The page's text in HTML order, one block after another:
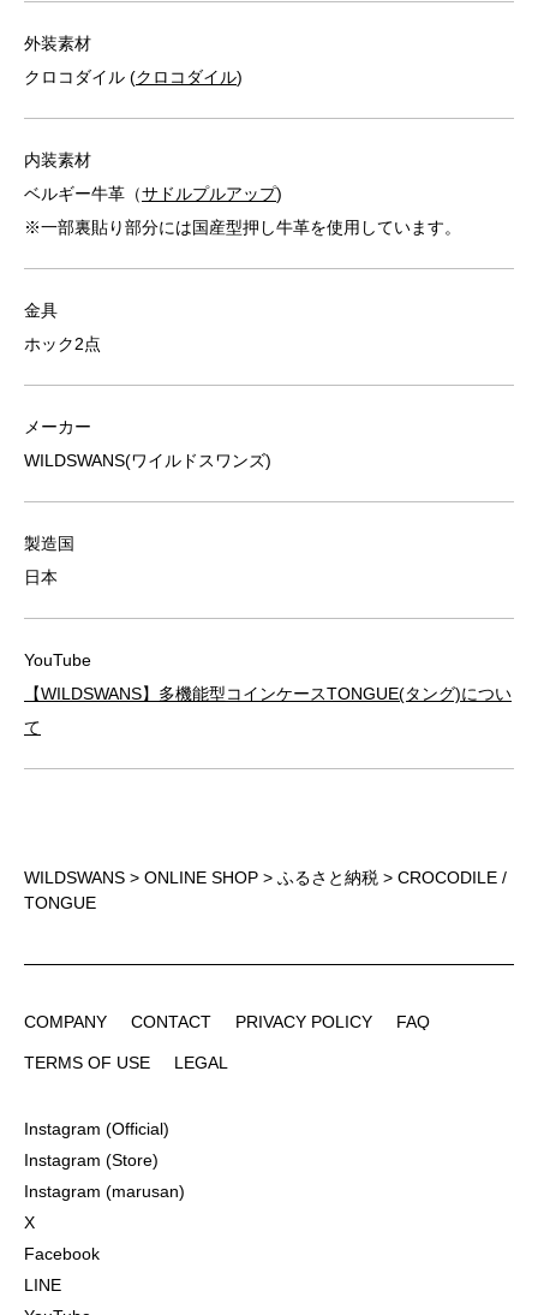
外装素材
クロコダイル (クロコダイル)
内装素材
ベルギー牛革（サドルプルアップ)
※一部裏貼り部分には国産型押し牛革を使用しています。
金具
ホック2点
メーカー
WILDSWANS(ワイルドスワンズ)
製造国
日本
YouTube
【WILDSWANS】多機能型コインケースTONGUE(タング)につい
て
WILDSWANS > ONLINE SHOP > ふるさと納税 > CROCODILE /
TONGUE
COMPANY
CONTACT
PRIVACY POLICY
FAQ
TERMS OF USE
LEGAL
Instagram (Official)
Instagram (Store)
Instagram (marusan)
X
Facebook
LINE